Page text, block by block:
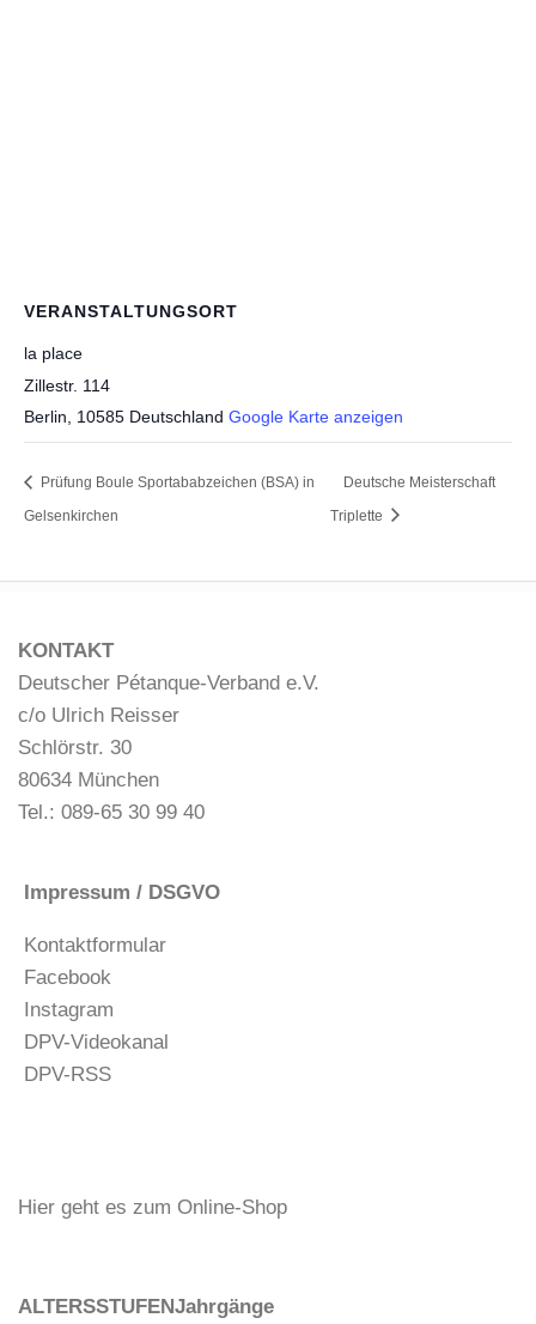
VERANSTALTUNGSORT
la place
Zillestr. 114
Berlin
10585 Deutschland Google Karte anzeigen
Prüfung Boule Sportababzeichen (BSA) in
Gelsenkirchen
Deutsche Meisterschaft
Triplette
KONTAKT
Deutscher Pétanque-Verband e.V.
c/o Ulrich Reisser
Schlörstr. 30
80634 München
Tel.: 089-65 30 99 40
Impressum / DSGVO
Kontaktformular
Facebook
Instagram
DPV-Videokanal
DPV-RSS
Hier geht es zum Online-Shop
ALTERSSTUFENJahrgänge